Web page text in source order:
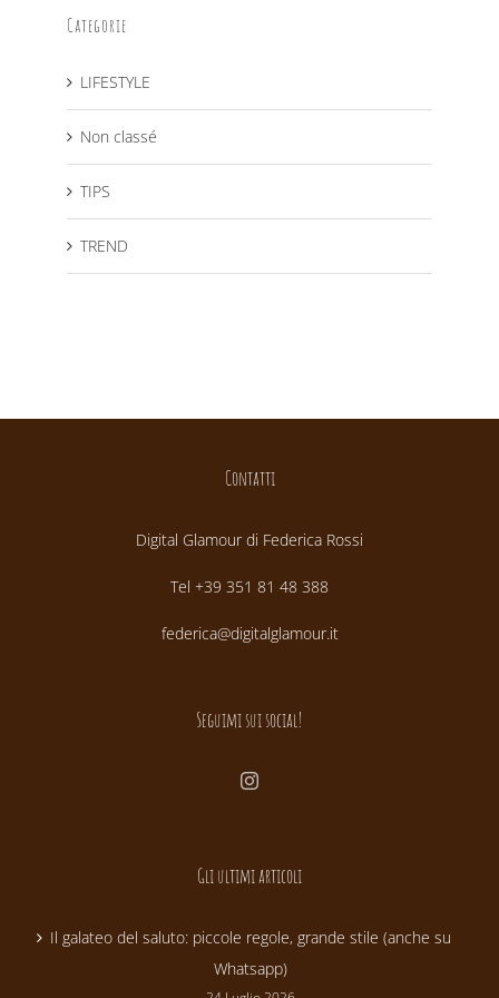
Categorie
LIFESTYLE
Non classé
TIPS
TREND
Contatti
Digital Glamour di Federica Rossi
Tel +39 351 81 48 388
federica@digitalglamour.it
Seguimi sui social!
Gli ultimi articoli
Il galateo del saluto: piccole regole, grande stile (anche su
Whatsapp)